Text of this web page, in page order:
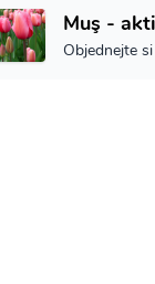
Muş -
Objednejte